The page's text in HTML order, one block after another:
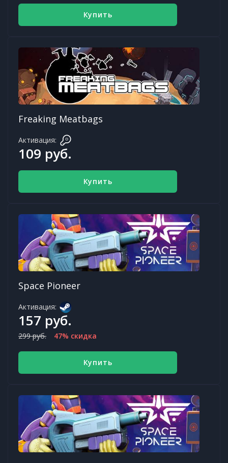
Купить
Freaking Meatbags
Активация:
109 руб.
Купить
Space Pioneer
Активация:
157 руб.
299 руб. 47% скидка
Купить